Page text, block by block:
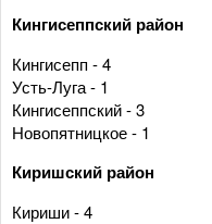
Кингисеппский район
Кингисепп - 4
Усть-Луга - 1
Кингисеппский - 3
Новопятницкое - 1
Киришский район
Кириши - 4